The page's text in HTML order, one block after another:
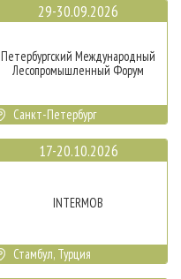
29-30.09.2026
Петербургский Международный
Лесопромышленный Форум
Санкт-Петербург
17-20.10.2026
INTERMOB
Стамбул, Турция